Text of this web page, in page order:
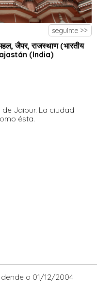
seguinte >>
जैपर, राजस्थाण (भारतीय
(India)
Jaipur. La ciudad
ésta.
o 01/12/2004